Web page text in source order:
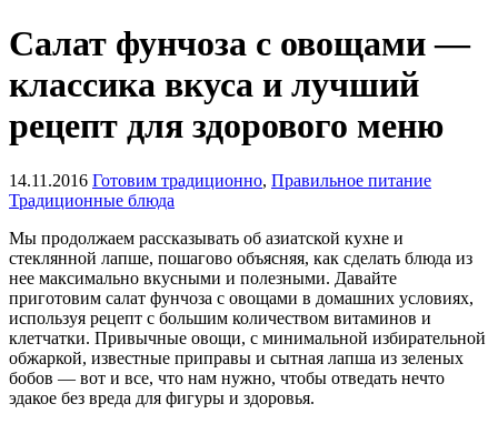
Салат фунчоза с овощами —
классика вкуса и лучший
рецепт для здорового меню
14.11.2016 Готовим традиционно, Правильное питание
Традиционные блюда
Мы продолжаем рассказывать об азиатской кухне и
стеклянной лапше, пошагово объясняя, как сделать блюда из
нее максимально вкусными и полезными. Давайте
приготовим салат фунчоза с овощами в домашних условиях,
используя рецепт с большим количеством витаминов и
клетчатки. Привычные овощи, с минимальной избирательной
обжаркой, известные приправы и сытная лапша из зеленых
бобов — вот и все, что нам нужно, чтобы отведать нечто
эдакое без вреда для фигуры и здоровья.